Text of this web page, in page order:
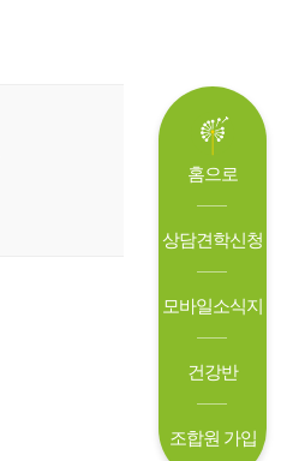
홈으로
상담견학신청
모바일소식지
건강반
조합원 가입